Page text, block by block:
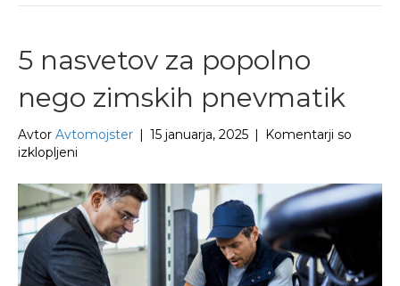
5 nasvetov za popolno
nego zimskih pnevmatik
Avtor Avtomojster | 15 januarja, 2025 | Komentarji so
izklopljeni
nasvetov
za
popolno
nego
zimskih
pnevmatik